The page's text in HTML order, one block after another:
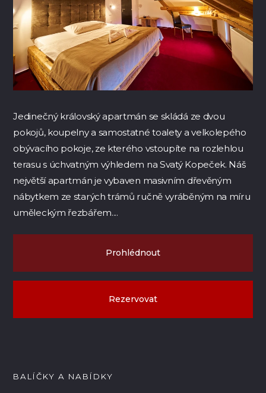
Jedinečný královský apartmán se skládá ze dvou
pokojů, koupelny a samostatné toalety a velkolepého
obývacího pokoje, ze kterého vstoupíte na rozlehlou
terasu s úchvatným výhledem na Svatý Kopeček. Náš
největší apartmán je vybaven masivním dřevěným
nábytkem ze starých trámů ručně vyráběným na míru
uměleckým řezbářem....
Prohlédnout
Rezervovat
BALÍČKY A NABÍDKY